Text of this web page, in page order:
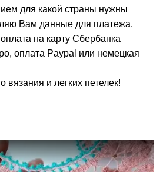
для какой страны нужны
Вам данные для платежа.
на карту Сбербанка
оплата Paypal или немецкая
и легких петелек!